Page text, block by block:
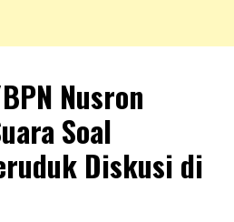
Nusron
Soal
Diskusi di